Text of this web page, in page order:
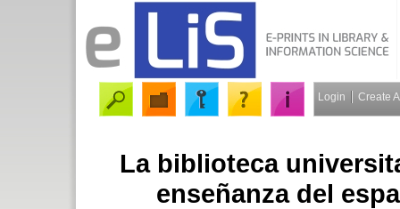
Login Create
La biblioteca
enseñanza del